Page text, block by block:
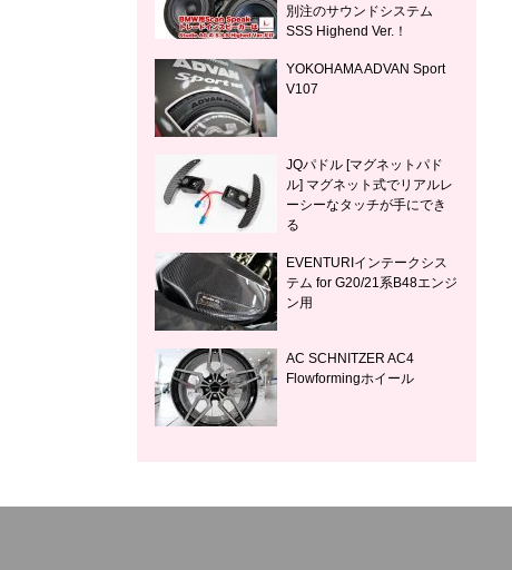
別注のサウンドシステム
SSS Highend Ver.！
YOKOHAMA ADVAN Sport
V107
JQパドル [マグネットパド
ル] マグネット式でリアルレ
ーシーなタッチが手にでき
る
EVENTURIインテークシス
テム for G20/21系B48エンジ
ン用
AC SCHNITZER AC4
Flowformingホイール